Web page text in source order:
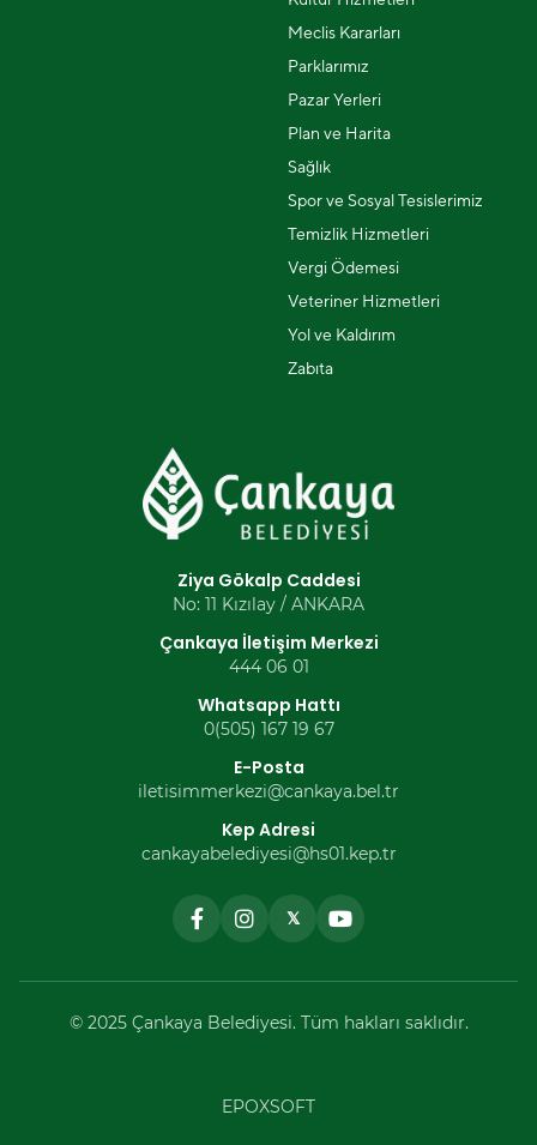
Meclis Kararları
Parklarımız
Pazar Yerleri
Plan ve Harita
Sağlık
Spor ve Sosyal Tesislerimiz
Temizlik Hizmetleri
Vergi Ödemesi
Veteriner Hizmetleri
Yol ve Kaldırım
Zabıta
Ziya Gökalp Caddesi
No: 11 Kızılay / ANKARA
Çankaya İletişim Merkezi
444 06 01
Whatsapp Hattı
0(505) 167 19 67
E-Posta
iletisimmerkezi@cankaya.bel.tr
Kep Adresi
cankayabelediyesi@hs01.kep.tr
𝕏
© 2025 Çankaya Belediyesi. Tüm hakları saklıdır.
EPOXSOFT